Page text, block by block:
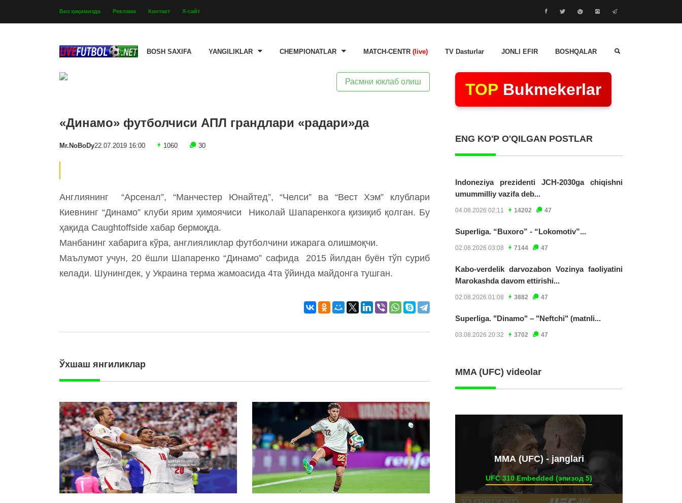
Биз ҳақимизда Реклама Контакт Х-сайт
BOSH SAXIFA YANGILIKLAR CHEMPIONATLAR MATCH-CENTR (live) TV Dasturlar JONLI EFIR BOSHQALAR
Расмни юклаб олиш
«Динамо» футболчиси АПЛ грандлари «радари»да
Mr.NoBoDy22.07.2019 16:00 1060 30
Англиянинг “Арсенал”, “Манчестер Юнайтед”, “Челси” ва “Вест Хэм” клублари
Киевнинг “Динамо” клуби ярим ҳимоячиси Николай Шапаренкога қизиқиб қолган. Бу
ҳақида Сaughtoffside хабар бермоқда.
Манбанинг хабарига кўра, англияликлар футболчини ижарага олишмоқчи.
Маълумот учун, 20 ёшли Шапаренко “Динамо” сафида 2015 йилдан буён тўп суриб
келади. Шунингдек, у Украина терма жамоасида 4та ўйинда майдонга тушган.
Ўхшаш янгиликлар
TOP Bukmekerlar
ENG KO'P O'QILGAN POSTLAR
Indoneziya prezidenti JCH-2030ga chiqishni
umummilliy vazifa deb...
04.08.2026 02:11 14202 47
Superliga. “Buxoro” - “Lokomotiv”...
02.08.2026 03:08 7144 47
Kabo-verdelik darvozabon Vozinya faoliyatini
Marokashda davom ettirishi...
02.08.2026 01:08 3882 47
Superliga. "Dinamo" – "Neftchi" (matnli...
03.08.2026 20:32 3702 47
MMA (UFC) videolar
ММА (UFC) - janglari
UFC 310 Embedded (эпизод 5)